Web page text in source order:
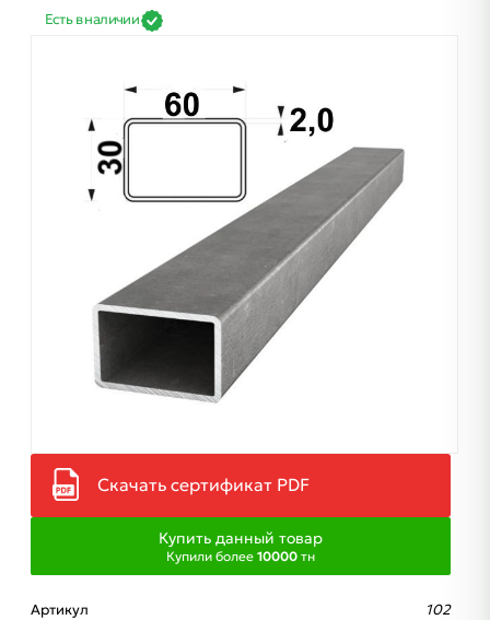
Есть в наличии
Скачать сертификат PDF
Купить данный товар
Купили более 10000тн
Артикул
102